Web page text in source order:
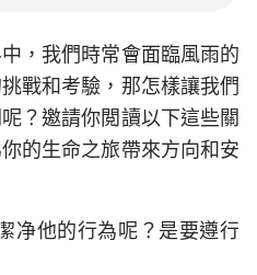
，我們時常會面臨風雨的
戰和考驗，那怎樣讓我們
？邀請你閲讀以下這些關
的生命之旅帶來方向和安
净他的行為呢？是要遵行